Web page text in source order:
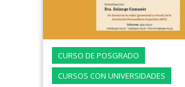
CURSO DE POSGRADO
CURSOS CON UNIVERSIDADES